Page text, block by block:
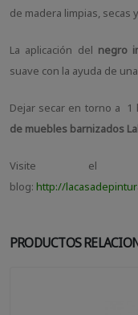
de madera limpias, secas
La aplicación del negro
suave con la ayuda de
Dejar secar en torno a 1
de muebles barnizados
Visite el
blog: http://
PRODUCTOS